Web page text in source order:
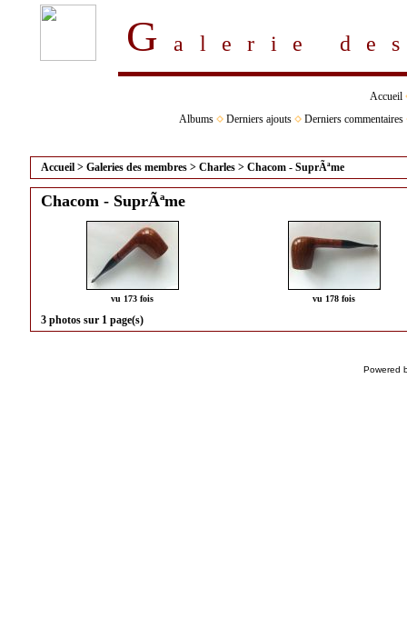
Galerie
Accueil
Albums
Derniers ajouts Derniers commentaires
Accueil > Galeries des membres > Charles > Chacom - SuprÃªme
Chacom - SuprÃªme
vu 173 fois vu 178 fois
3 photos sur 1 page(s)
Powered